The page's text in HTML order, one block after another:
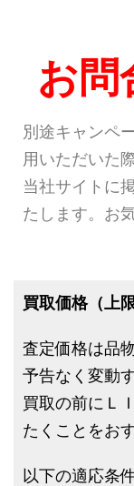
お問
別途キャンペ
用いただいた
当社サイトに
たします。お
買取価格（上
査定価格は品
予告なく変動
買取の前にＬ
たくことをお
以下の適応条